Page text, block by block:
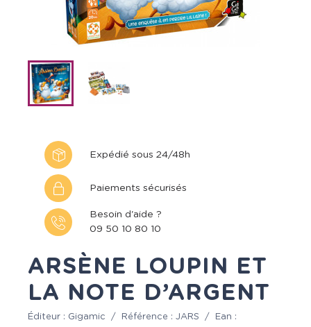
Expédié sous 24/48h
Paiements sécurisés
Besoin d'aide ?
09 50 10 80 10
ARSÈNE LOUPIN ET
LA NOTE D’ARGENT
Éditeur : Gigamic / Référence : JARS /
Ean :